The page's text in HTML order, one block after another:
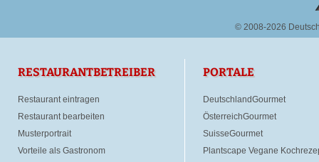
© 2008-2026
RESTAURANTBETREIBER
Restaurant eintragen
Restaurant bearbeiten
Musterportrait
Vorteile als Gastronom
PORTALE
DeutschlandGourmet
ÖsterreichGourmet
SuisseGourmet
Plantscape Vegane